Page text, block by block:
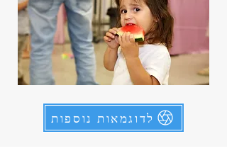
לדוגמאות נוספות